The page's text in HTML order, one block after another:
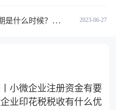
2023-06-27
书签发的必要条件是什么？
小微企业注册资金有要
业印花税税收有什么优